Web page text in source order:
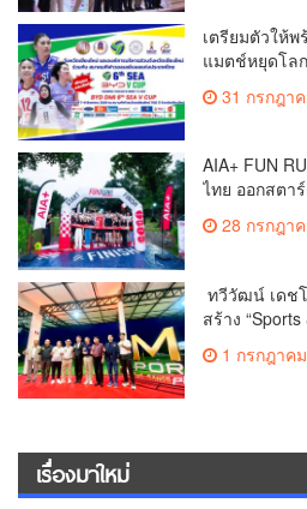
เตรียมตัวให้
แมตช์หยุดโล
DMI 6th SEA
31 กรกฎา
AIA+ FUN
ไทย ออกสตา
28 กรกฎา
ทวีวัฒน์ เดช
สร้าง
1 กรกฎาค
เรื่องมาใหม่